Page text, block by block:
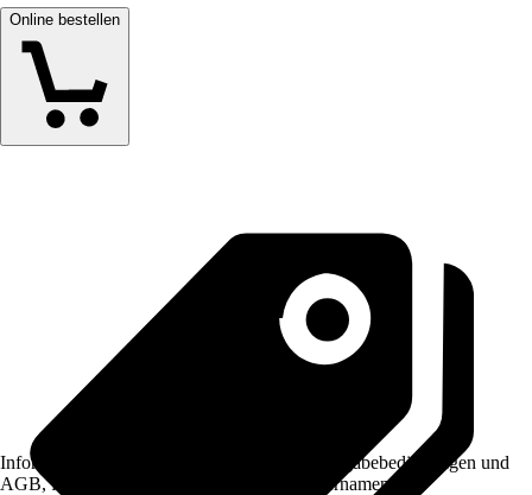
Online bestellen
Informationen des Verkäufers, wie z. B. Rückgabebedingungen und
AGB, finden Sie bei Klick auf den Verkäufernamen.